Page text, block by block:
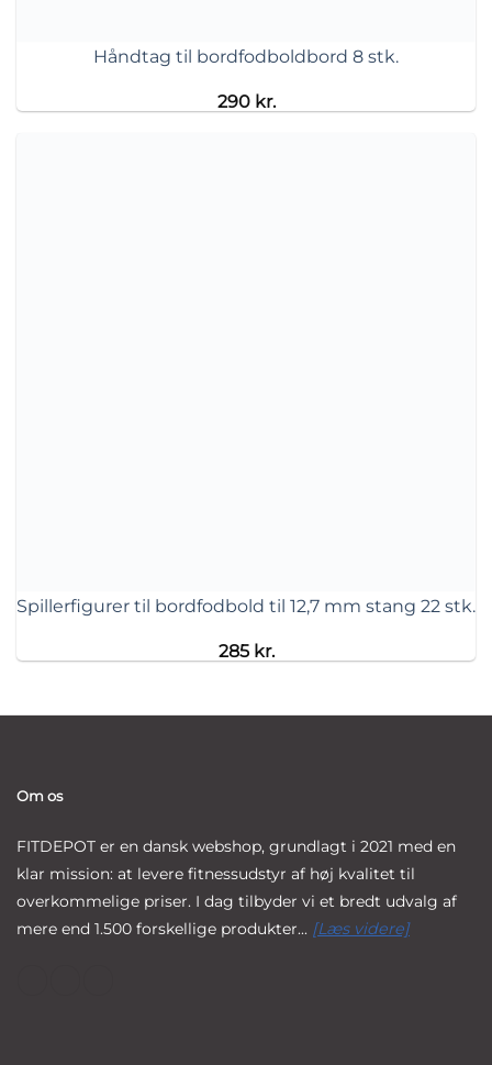
Håndtag til bordfodboldbord 8 stk.
290 kr.
Spillerfigurer til bordfodbold til 12,7 mm stang 22 stk.
285 kr.
Om os
FITDEPOT er en dansk webshop, grundlagt i 2021 med en
klar mission: at levere fitnessudstyr af høj kvalitet til
overkommelige priser. I dag tilbyder vi et bredt udvalg af
mere end 1.500 forskellige produkter... [Læs videre]